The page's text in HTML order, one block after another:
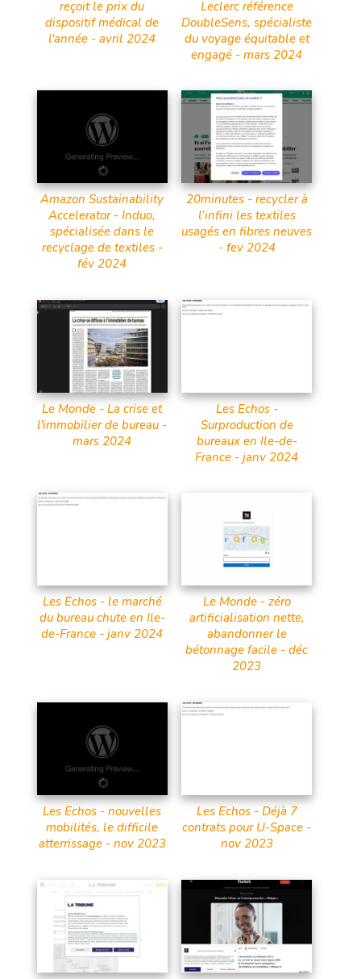
reçoit le prix du
dispositif médical de
l'année - avril 2024
Leclerc référence
DoubleSens, spécialiste
du voyage équitable et
engagé - mars 2024
Amazon Sustainability
Accelerator - Induo,
spécialisée dans le
recyclage de textiles -
fév 2024
20minutes - recycler à
l’infini les textiles
usagés en fibres neuves
- fev 2024
Le Monde - La crise et
l'immobilier de bureau -
mars 2024
Les Echos -
Surproduction de
bureaux en Ile-de-
France - janv 2024
Les Echos - le marché
du bureau chute en Ile-
de-France - janv 2024
Le Monde - zéro
artificialisation nette,
abandonner le
bétonnage facile - déc
2023
Les Echos - nouvelles
mobilités, le difficile
atterrissage - nov 2023
Les Echos - Déjà 7
contrats pour U-Space -
nov 2023